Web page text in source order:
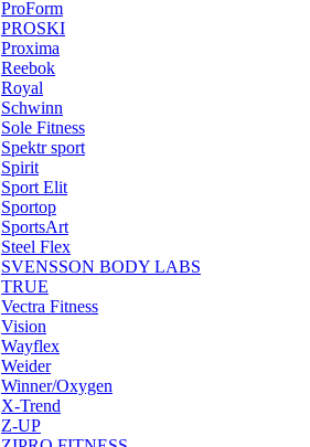
ProForm
PROSKI
Proxima
Reebok
Royal
Schwinn
Sole Fitness
Spektr sport
Spirit
Sport Elit
Sportop
SportsArt
Steel Flex
SVENSSON BODY LABS
TRUE
Vectra Fitness
Vision
Wayflex
Weider
Winner/Oxygen
X-Trend
Z-UP